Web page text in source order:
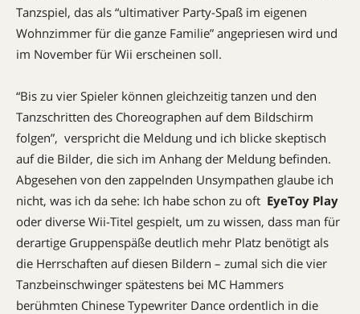
Tanzspiel, das als “ultimativer Party-Spaß im eigenen
Wohnzimmer für die ganze Familie” angepriesen wird und
im November für Wii erscheinen soll.
“Bis zu vier Spieler können gleichzeitig tanzen und den
Tanzschritten des Choreographen auf dem Bildschirm
folgen”, verspricht die Meldung und ich blicke skeptisch
auf die Bilder, die sich im Anhang der Meldung befinden.
Abgesehen von den zappelnden Unsympathen glaube ich
nicht, was ich da sehe: Ich habe schon zu oft EyeToy Play
oder diverse Wii-Titel gespielt, um zu wissen, dass man für
derartige Gruppenspäße deutlich mehr Platz benötigt als
die Herrschaften auf diesen Bildern – zumal sich die vier
Tanzbeinschwinger spätestens bei MC Hammers
berühmten Chinese Typewriter Dance ordentlich in die